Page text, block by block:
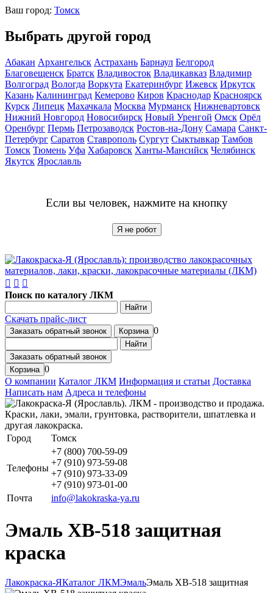
Ваш город: Томск
Выбрать другой город
Абакан Архангельск Астрахань Барнаул Белгород
Благовещенск Братск Владивосток Владикавказ Владимир
Волгоград Вологда Воркута Екатеринбург Ижевск Иркутск
Казань Калининград Кемерово Киров Краснодар Красноярск
Курск Липецк Махачкала Москва Мурманск Нижневартовск
Нижний Новгород Новосибирск Новый Уренгой Омск Орёл
Оренбург Пермь Петрозаводск Ростов-на-Дону Самара Санкт-
Петербург Саратов Ставрополь Сургут Сыктывкар Тамбов
Томск Тюмень Уфа Хабаровск Ханты-Мансийск Челябинск
Якутск Ярославль
Если вы человек, нажмите на кнопку
Я не робот
Поиск по каталогу ЛКМ
Найти
Скачать прайс-лист
Заказать обратный звонок Корзина 0
Найти
Заказать обратный звонок
Корзина 0
О компании Каталог ЛКМ Информация и статьи Доставка
Написать нам Адреса и телефоны
Город Томск
Телефоны
+7 (800) 700-59-09
+7 (910) 973-59-08
+7 (910) 973-33-09
+7 (910) 973-01-00
Почта
info@lakokraska-ya.ru
Эмаль ХВ-518 защитная
краска
Лакокраска-ЯКаталог ЛКМЭмальЭмаль ХВ-518 защитная